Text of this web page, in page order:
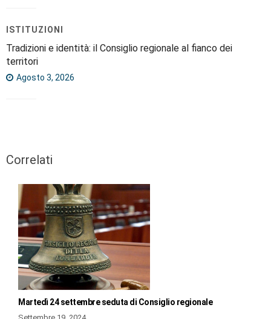
ISTITUZIONI
Tradizioni e identità: il Consiglio regionale al fianco dei
territori
Agosto 3, 2026
Correlati
Martedì 24 settembre seduta di Consiglio regionale